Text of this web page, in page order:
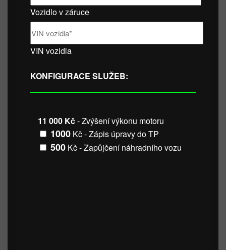
Vozidlo v záruce
VIN vozidla
KONFIGURACE SLUŽEB:
11 000 Kč- Zvýšení výkonu motoru
1000 Kč - Zápis úpravy do TP
500 Kč - Zapůjčení náhradního vozu